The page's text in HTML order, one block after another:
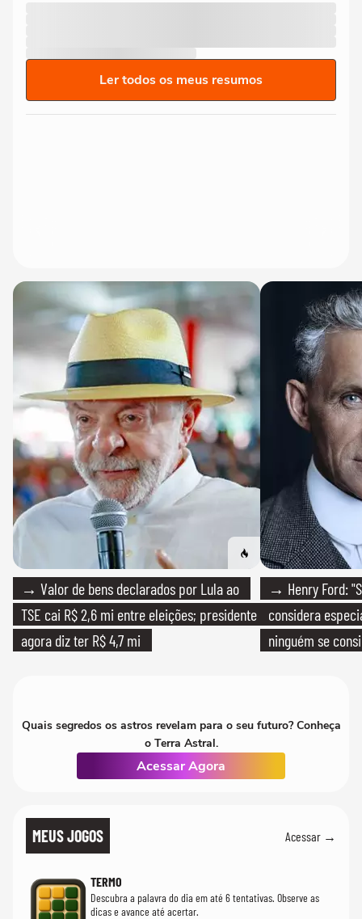
Ler todos os meus resumos
→ Valor de bens declarados por Lula ao
TSE cai R$ 2,6 mi entre eleições; presidente
agora diz ter R$ 4,7 mi
→ Henry Ford:
considera
ninguém se
Quais segredos os astros revelam para o seu futuro? Conheça
o Terra Astral.
Acessar Agora
MEUS JOGOS Acessar →
TERMO
Descubra a palavra do dia em até 6 tentativas. Observe as
dicas e avance até acertar.